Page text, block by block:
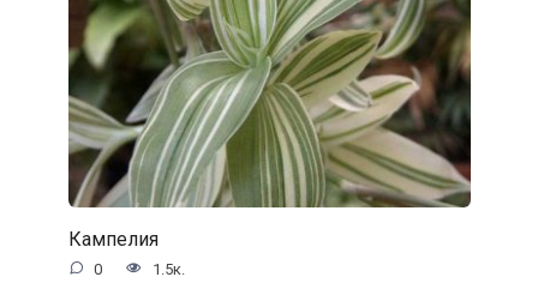
Кампелия
0 1.5к.